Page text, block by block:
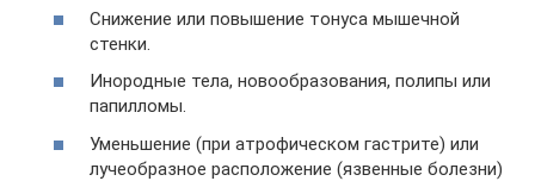
Снижение или повышение тонуса мышечной
стенки.
Инородные тела, новообразования, полипы или
папилломы.
Уменьшение (при атрофическом гастрите) или
лучеобразное расположение (язвенные болезни)